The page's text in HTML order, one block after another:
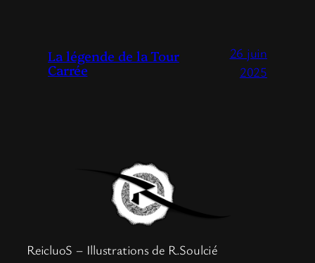
La légende de la Tour
Carrée
26 juin
2025
ReicluoS – Illustrations de R.Soulcié